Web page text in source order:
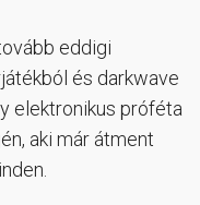
eddigi
és darkwave
elektronikus próféta
aki már átment